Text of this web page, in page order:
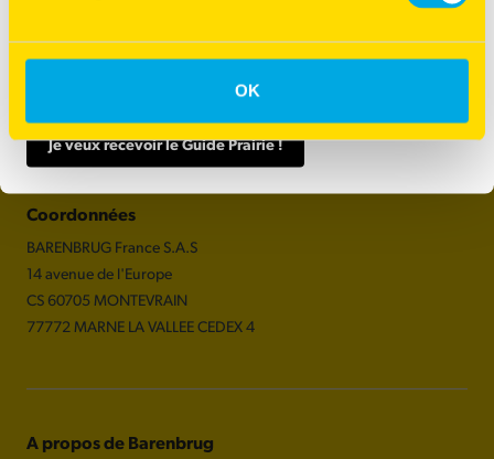
OK
Coordonnées
BARENBRUG France S.A.S
14 avenue de l'Europe
CS 60705 MONTEVRAIN
77772 MARNE LA VALLEE CEDEX 4
A propos de Barenbrug
Du choix des espèces à la récolte, c'est un support technique
Je veux recevoir le Guide Prairie !